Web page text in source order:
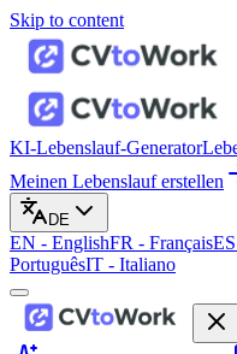
Skip to content
KI-Lebenslauf-Generator
Meinen Lebenslauf erstellen
DE
EN - EnglishFR - FrançaisES
PortuguêsIT - Italiano